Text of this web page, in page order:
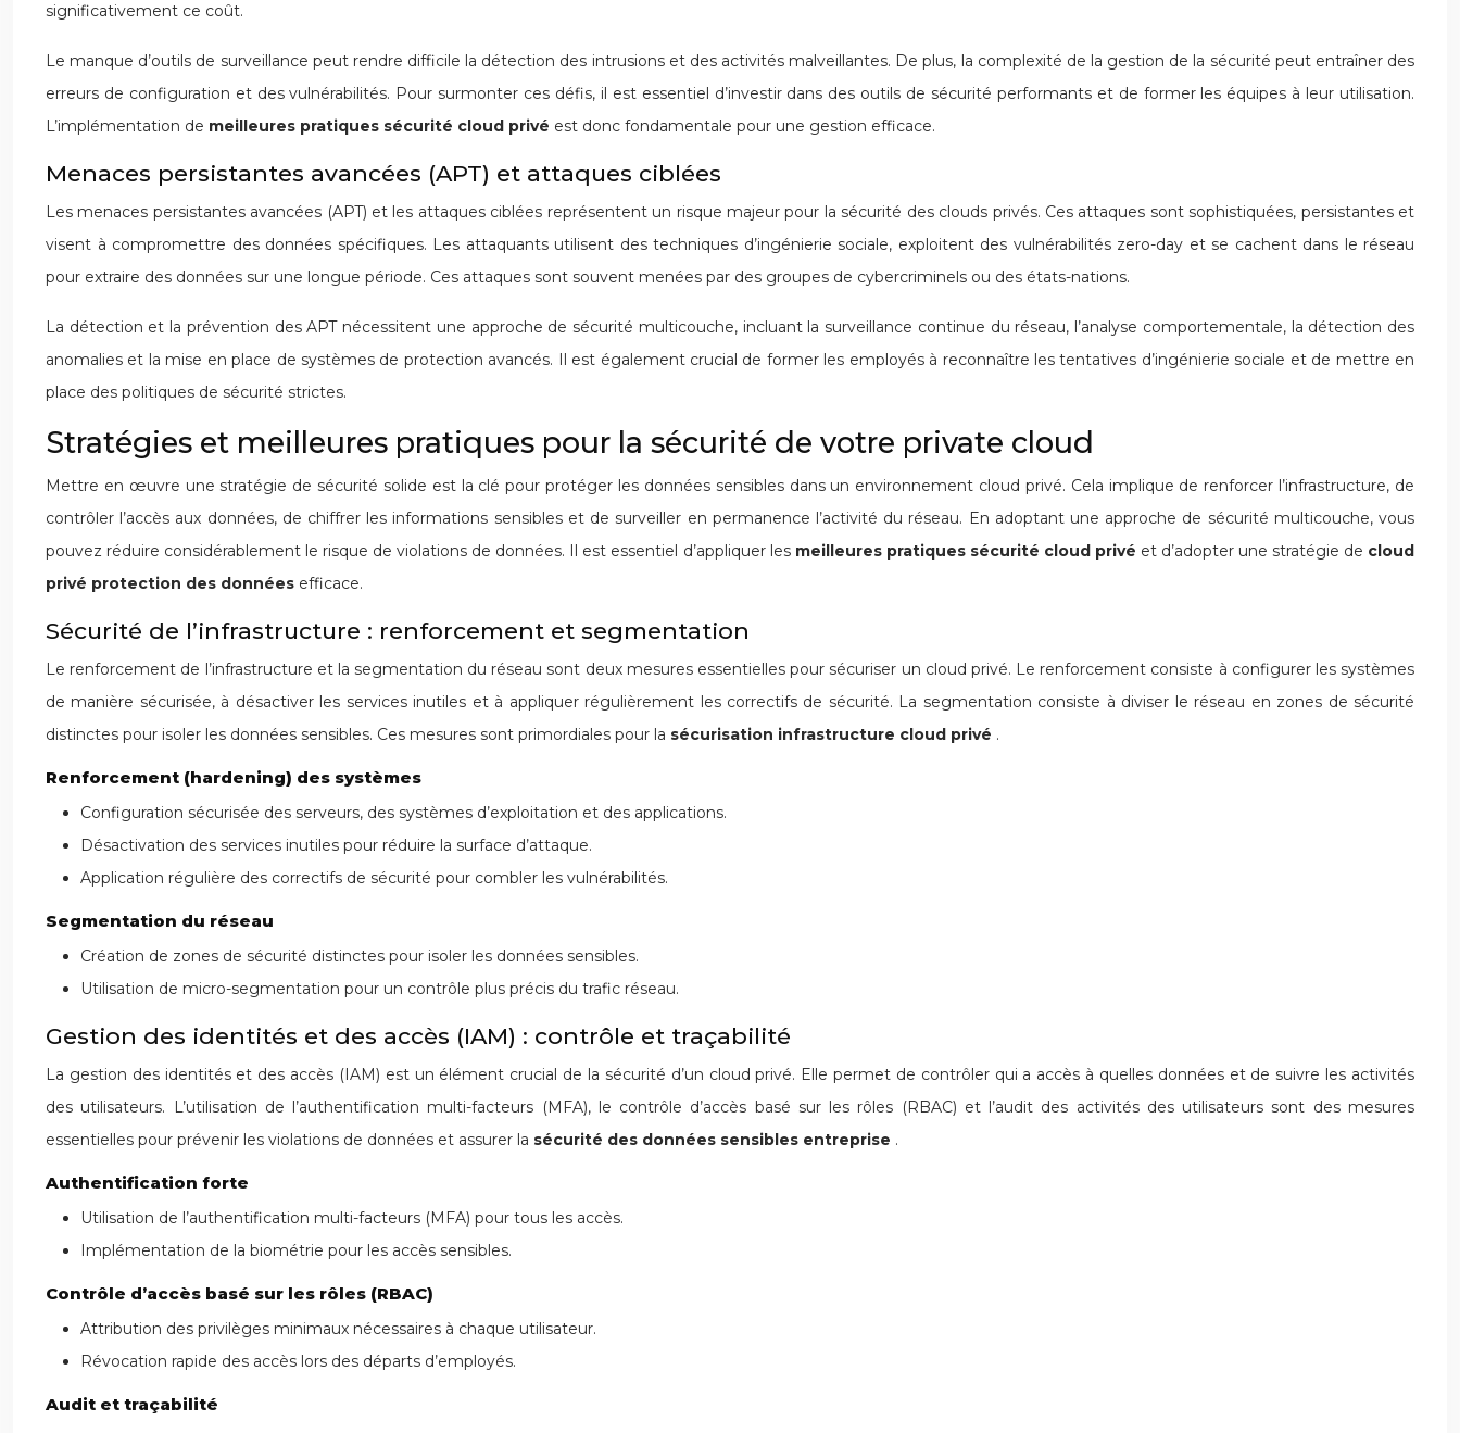
significativement ce coût.
Le manque d’outils de surveillance peut rendre difficile la détection des intrusions et des activités malveillantes. De plus, la complexité de la gestion de la sécurité peut entraîner des
erreurs de configuration et des vulnérabilités. Pour surmonter ces défis, il est essentiel d’investir dans des outils de sécurité performants et de former les équipes à leur utilisation.
L’implémentation de meilleures pratiques sécurité cloud privé est donc fondamentale pour une gestion efficace.
Menaces persistantes avancées (APT) et attaques ciblées
Les menaces persistantes avancées (APT) et les attaques ciblées représentent un risque majeur pour la sécurité des clouds privés. Ces attaques sont sophistiquées, persistantes et
visent à compromettre des données spécifiques. Les attaquants utilisent des techniques d’ingénierie sociale, exploitent des vulnérabilités zero-day et se cachent dans le réseau
pour extraire des données sur une longue période. Ces attaques sont souvent menées par des groupes de cybercriminels ou des états-nations.
La détection et la prévention des APT nécessitent une approche de sécurité multicouche, incluant la surveillance continue du réseau, l’analyse comportementale, la détection des
anomalies et la mise en place de systèmes de protection avancés. Il est également crucial de former les employés à reconnaître les tentatives d’ingénierie sociale et de mettre en
place des politiques de sécurité strictes.
Stratégies et meilleures pratiques pour la sécurité de votre private cloud
Mettre en œuvre une stratégie de sécurité solide est la clé pour protéger les données sensibles dans un environnement cloud privé. Cela implique de renforcer l’infrastructure, de
contrôler l’accès aux données, de chiffrer les informations sensibles et de surveiller en permanence l’activité du réseau. En adoptant une approche de sécurité multicouche, vous
pouvez réduire considérablement le risque de violations de données. Il est essentiel d’appliquer les meilleures pratiques sécurité cloud privé et d’adopter une stratégie de cloud
privé protection des données efficace.
Sécurité de l’infrastructure : renforcement et segmentation
Le renforcement de l’infrastructure et la segmentation du réseau sont deux mesures essentielles pour sécuriser un cloud privé. Le renforcement consiste à configurer les systèmes
de manière sécurisée, à désactiver les services inutiles et à appliquer régulièrement les correctifs de sécurité. La segmentation consiste à diviser le réseau en zones de sécurité
distinctes pour isoler les données sensibles. Ces mesures sont primordiales pour la sécurisation infrastructure cloud privé .
Renforcement (hardening) des systèmes
Configuration sécurisée des serveurs, des systèmes d’exploitation et des applications.
Désactivation des services inutiles pour réduire la surface d’attaque.
Application régulière des correctifs de sécurité pour combler les vulnérabilités.
Segmentation du réseau
Création de zones de sécurité distinctes pour isoler les données sensibles.
Utilisation de micro-segmentation pour un contrôle plus précis du trafic réseau.
Gestion des identités et des accès (IAM) : contrôle et traçabilité
La gestion des identités et des accès (IAM) est un élément crucial de la sécurité d’un cloud privé. Elle permet de contrôler qui a accès à quelles données et de suivre les activités
des utilisateurs. L’utilisation de l’authentification multi-facteurs (MFA), le contrôle d’accès basé sur les rôles (RBAC) et l’audit des activités des utilisateurs sont des mesures
essentielles pour prévenir les violations de données et assurer la sécurité des données sensibles entreprise .
Authentification forte
Utilisation de l’authentification multi-facteurs (MFA) pour tous les accès.
Implémentation de la biométrie pour les accès sensibles.
Contrôle d’accès basé sur les rôles (RBAC)
Attribution des privilèges minimaux nécessaires à chaque utilisateur.
Révocation rapide des accès lors des départs d’employés.
Audit et traçabilité